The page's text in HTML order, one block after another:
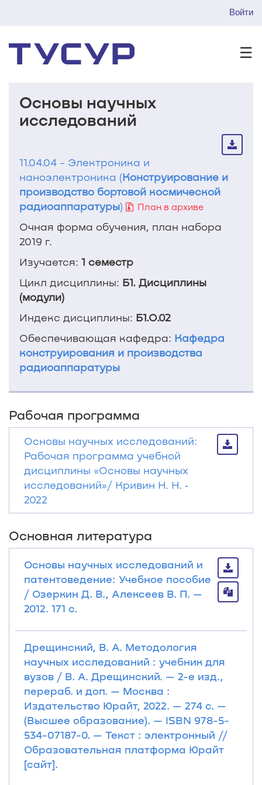
Войти
☰
Основы научных
исследований
11.04.04 - Электроника и
наноэлектроника (Конструирование и
производство бортовой космической
радиоаппаратуры) План в архиве
Очная форма обучения, план набора
2019 г.
Изучается: 1 семестр
Цикл дисциплины: Б1. Дисциплины
(модули)
Индекс дисциплины: Б1.О.02
Обеспечивающая кафедра: Кафедра
конструирования и производства
радиоаппаратуры
Рабочая программа
Основы научных исследований:
Рабочая программа учебной
дисциплины «Основы научных
исследований»/ Кривин Н. Н. ‐
2022
Основная литература
Основы научных исследований и
патентоведение: Учебное пособие
/ Озеркин Д. В., Алексеев В. П. —
2012. 171 с.
Дрещинский, В. А. Методология
научных исследований : учебник для
вузов / В. А. Дрещинский. — 2-е изд.,
перераб. и доп. — Москва :
Издательство Юрайт, 2022. — 274 с. —
(Высшее образование). — ISBN 978-5-
534-07187-0. — Текст : электронный //
Образовательная платформа Юрайт
[сайт].